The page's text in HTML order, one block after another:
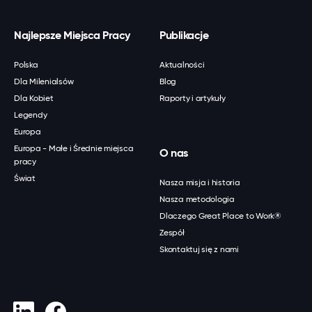
Najlepsze Miejsca Pracy
Polska
Dla Milenialsów
Dla Kobiet
Legendy
Europa
Europa - Małe i Średnie miejsca
pracy
Świat
Publikacje
Aktualności
Blog
Raporty i artykuły
O nas
Nasza misja i historia
Nasza metodologia
Dlaczego Great Place to Work®
Zespół
Skontaktuj się z nami